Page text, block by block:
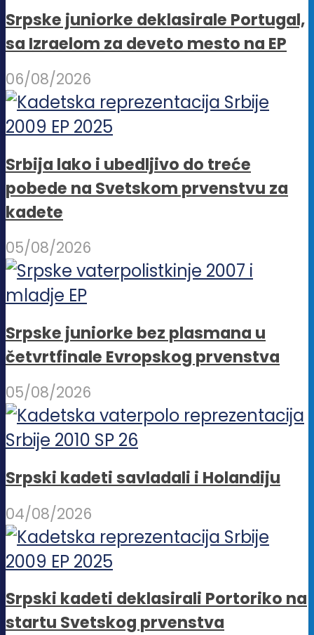
Srpske juniorke deklasirale Portugal,
sa Izraelom za deveto mesto na EP
06/08/2026
Srbija lako i ubedljivo do treće
pobede na Svetskom prvenstvu za
kadete
05/08/2026
Srpske juniorke bez plasmana u
četvrtfinale Evropskog prvenstva
05/08/2026
Srpski kadeti savladali i Holandiju
04/08/2026
Srpski kadeti deklasirali Portoriko na
startu Svetskog prvenstva